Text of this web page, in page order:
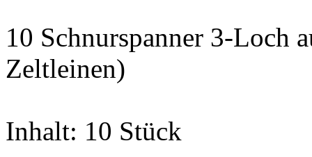
10 Schnurspanner 3-Loch
Zeltleinen)
Inhalt: 10 Stück